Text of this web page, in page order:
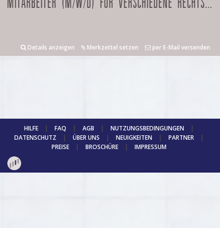
Details anzeigen Merkzettel setzen per E-Mail versenden
HILFE | FAQ | AGB | NUTZUNGSBEDINGUNGEN
|
DATENSCHUTZ
| ÜBER UNS | NEUIGKEITEN | PARTNER
|
PREISE
| BROSCHÜRE | IMPRESSUM